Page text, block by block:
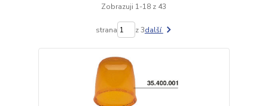
Zobrazuji 1-18 z 43
strana z 3další